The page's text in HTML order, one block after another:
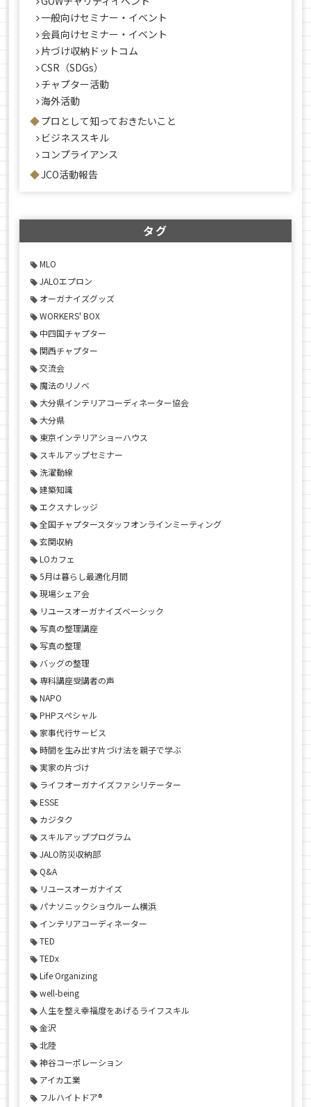
一般向けセミナー・イベント
会員向けセミナー・イベント
片づけ収納ドットコム
CSR（SDGs）
チャプター活動
海外活動
プロとして知っておきたいこと
ビジネススキル
コンプライアンス
JCO活動報告
タグ
MLO
JALOエプロン
オーガナイズグッズ
WORKERS' BOX
中四国チャプター
関西チャプター
交流会
魔法のリノベ
大分県インテリアコーディネーター協会
大分県
東京インテリアショーハウス
スキルアップセミナー
洗濯動線
建築知識
エクスナレッジ
全国チャプタースタッフオンラインミーティング
玄関収納
LOカフェ
5月は暮らし最適化月間
現場シェア会
リユースオーガナイズベーシック
写真の整理講座
写真の整理
バッグの整理
専科講座受講者の声
NAPO
PHPスペシャル
家事代行サービス
時間を生み出す片づけ法を親子で学ぶ
実家の片づけ
ライフオーガナイズファシリテーター
ESSE
カジタク
スキルアッププログラム
JALO防災収納部
Q&A
リユースオーガナイズ
パナソニックショウルーム横浜
インテリアコーディネーター
TED
TEDx
Life Organizing
well-being
人生を整え幸福度をあげるライフスキル
金沢
北陸
神谷コーポレーション
アイカ工業
フルハイトドア®